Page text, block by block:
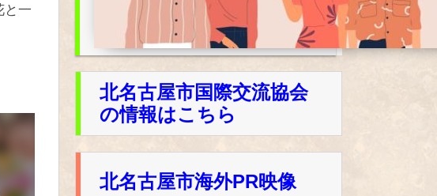
と一
北名古屋市国際交流協会
の情報はこちら
北名古屋市海外PR映像